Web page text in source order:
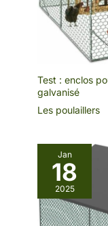
Test : enclos
galvanisé
Les poulaillers
Jan
18
2025